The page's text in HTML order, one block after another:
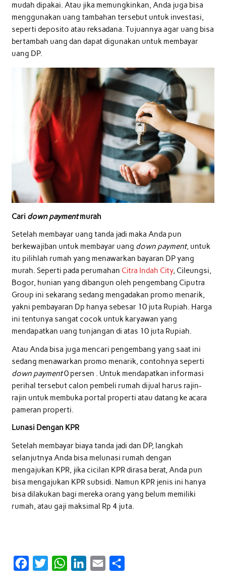
mudah dipakai. Atau jika memungkinkan, Anda juga bisa
menggunakan uang tambahan tersebut untuk investasi,
seperti deposito atau reksadana. Tujuannya agar uang bisa
bertambah uang dan dapat digunakan untuk membayar
uang DP.
Cari down paymentmurah
Setelah membayar uang tanda jadi maka Anda pun
berkewajiban untuk membayar uang down payment, untuk
itu pilihlah rumah yang menawarkan bayaran DP yang
murah. Seperti pada perumahan Citra Indah City, Cileungsi,
Bogor, hunian yang dibangun oleh pengembang Ciputra
Group ini sekarang sedang mengadakan promo menarik,
yakni pembayaran Dp hanya sebesar 10 juta Rupiah. Harga
ini tentunya sangat cocok untuk karyawan yang
mendapatkan uang tunjangan di atas 10 juta Rupiah.
Atau Anda bisa juga mencari pengembang yang saat ini
sedang menawarkan promo menarik, contohnya seperti
down payment0 persen . Untuk mendapatkan informasi
perihal tersebut calon pembeli rumah dijual harus rajin-
rajin untuk membuka portal properti atau datang ke acara
pameran properti.
Lunasi Dengan KPR
Setelah membayar biaya tanda jadi dan DP, langkah
selanjutnya Anda bisa melunasi rumah dengan
mengajukan KPR, jika cicilan KPR dirasa berat, Anda pun
bisa mengajukan KPR subsidi. Namun KPR jenis ini hanya
bisa dilakukan bagi mereka orang yang belum memiliki
rumah, atau gaji maksimal Rp 4 juta.
W